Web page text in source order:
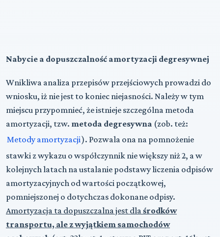
Nabycie a dopuszczalność amortyzacji degresywnej
Wnikliwa analiza przepisów przejściowych prowadzi do
wniosku, iż nie jest to koniec niejasności. Należy w tym
miejscu przypomnieć, że istnieje szczególna metoda
amortyzacji, tzw. metoda degresywna (zob. też:
Metody amortyzacji). Pozwala ona na pomnożenie
stawki z wykazu o współczynnik nie większy niż 2, a w
kolejnych latach na ustalanie podstawy liczenia odpisów
amortyzacyjnych od wartości początkowej,
pomniejszonej o dotychczas dokonane odpisy.
Amortyzacja ta dopuszczalna jest dla środków
transportu, ale z wyjątkiem samochodów